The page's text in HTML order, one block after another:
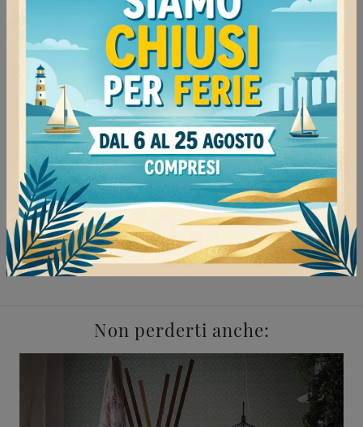
Continua a navigare
Negozio di appendiabiti a Milano
Negozio di appendiabiti a Mede
Negozio di appendiabiti a Voghera
Negozio di appendiabiti a Vigevano
Complementi Cattelan Italia Milano
Complementi Cattelan Italia Mede
Complementi Cattelan Italia Voghera
Complementi Cattelan Italia Vigevano
Non perderti anche: